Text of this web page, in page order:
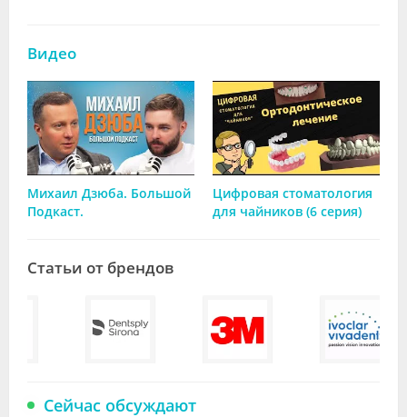
Видео
Михаил Дзюба. Большой
Подкаст.
Цифровая стоматология
для чайников (6 серия)
Статьи от брендов
Сейчас обсуждают